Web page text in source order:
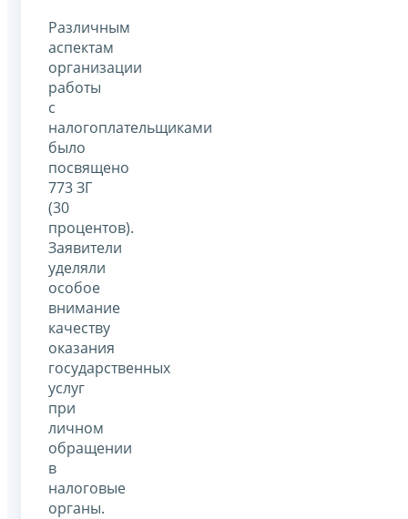
Различным
аспектам
организации
работы
с
налогоплательщиками
было
посвящено
773 ЗГ
(30
процентов).
Заявители
уделяли
особое
внимание
качеству
оказания
государственных
услуг
при
личном
обращении
в
налоговые
органы.